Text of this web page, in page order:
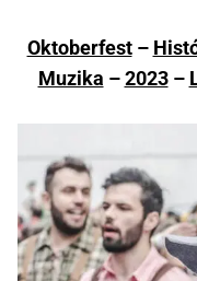
Oktoberfest–
Muzika –2023–